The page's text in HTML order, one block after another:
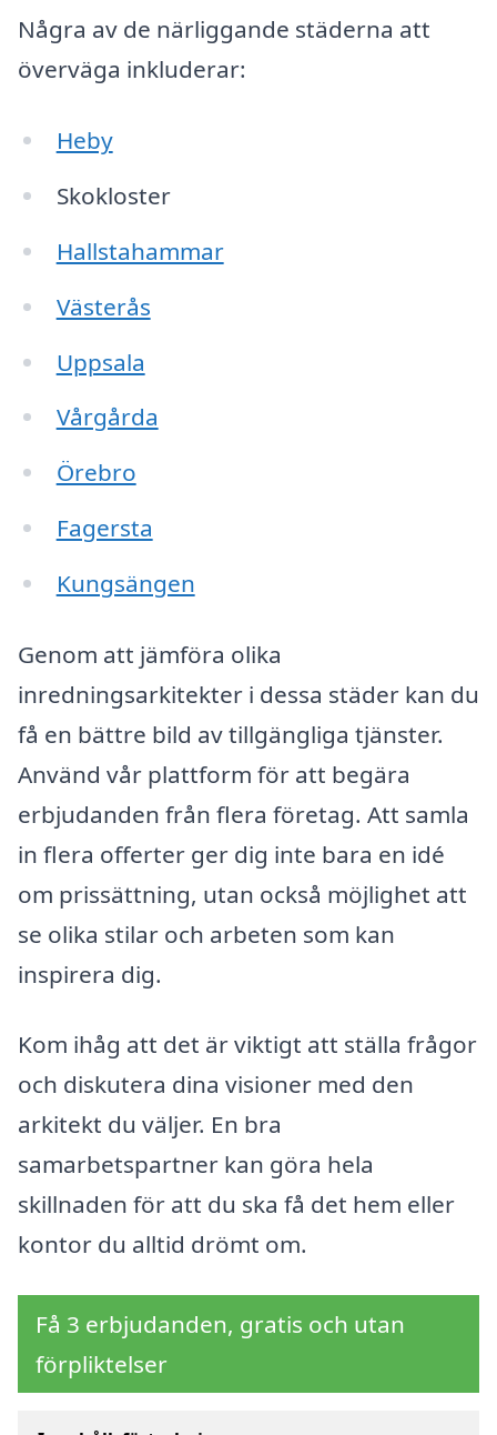
Några av de närliggande städerna att
överväga inkluderar:
Heby
Skokloster
Hallstahammar
Västerås
Uppsala
Vårgårda
Örebro
Fagersta
Kungsängen
Genom att jämföra olika
inredningsarkitekter i dessa städer kan du
få en bättre bild av tillgängliga tjänster.
Använd vår plattform för att begära
erbjudanden från flera företag. Att samla
in flera offerter ger dig inte bara en idé
om prissättning, utan också möjlighet att
se olika stilar och arbeten som kan
inspirera dig.
Kom ihåg att det är viktigt att ställa frågor
och diskutera dina visioner med den
arkitekt du väljer. En bra
samarbetspartner kan göra hela
skillnaden för att du ska få det hem eller
kontor du alltid drömt om.
Få 3 erbjudanden, gratis och utan
förpliktelser